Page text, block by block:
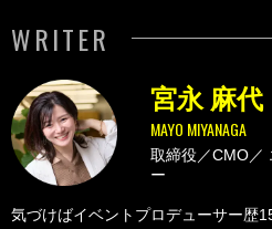
WRITER
MAYO MIYANAGA
宮永 麻代
取締役／CMO／
ー
気づけばイベントプロデューサー歴